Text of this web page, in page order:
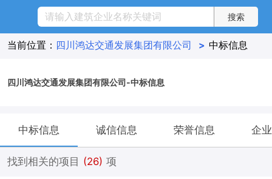
当前位置： 四川鸿达交通发展集团有限公司 > 中标信息
四川鸿达交通发展集团有限公司-中标信息
中标信息 诚信信息 荣誉信息 企
找到相关的项目 (26) 项